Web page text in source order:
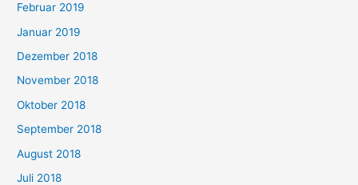
Februar 2019
Januar 2019
Dezember 2018
November 2018
Oktober 2018
September 2018
August 2018
Juli 2018